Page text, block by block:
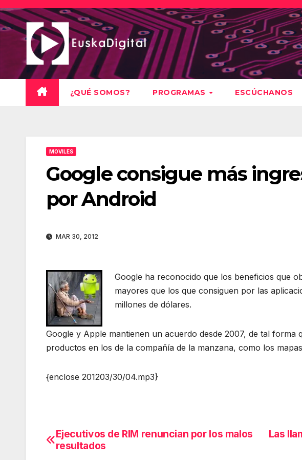
Saltar
al
contenido
¿QUÉ SOMOS? PROGRAMAS ESCÚCHANOS
MOVILES
Google consigue más
por Android
MAR 30, 2012
Google ha reconocido que los beneficios que
mayores que los que consiguen por las
millones de dólares.
Google y Apple mantienen un acuerdo desde 2007, de tal forma
productos en los de la compañía de la manzana, como los
{enclose 201203/30/04.mp3}
Navegación
Las
Ejecutivos de RIM renuncian por los malos
resultados